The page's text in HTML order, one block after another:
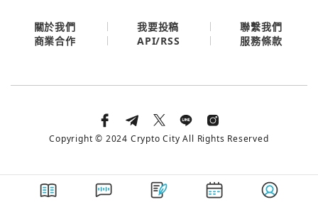
關於我們 我要投稿
聯繫我們
商業合作
API/RSS 服務條款
Copyright © 2024 Crypto City All Rights Reserved